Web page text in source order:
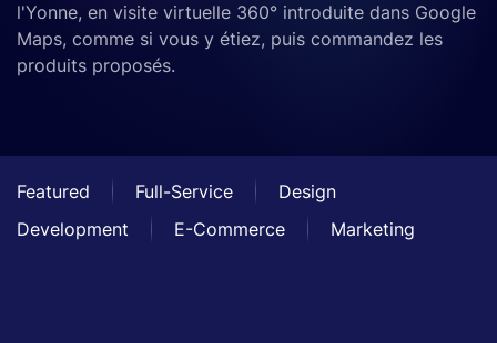
l'Yonne, en visite virtuelle 360° introduite dans Google
Maps, comme si vous y étiez, puis commandez les
produits proposés.
Featured Full-Service
Design
Development
E-Commerce Marketing